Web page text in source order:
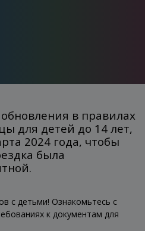
в правилах
для детей до 14 лет,
2024 года, чтобы
была
с детьми! Ознакомьтесь с
к документам для